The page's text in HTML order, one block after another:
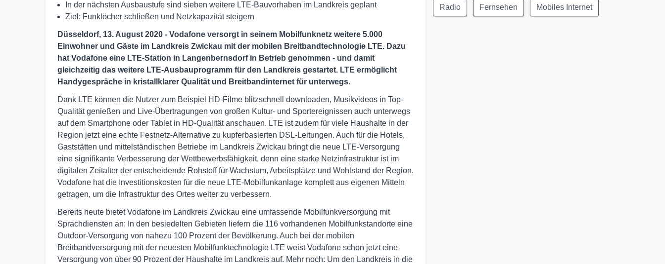
In der nächsten Ausbaustufe sind sieben weitere LTE-Bauvorhaben im Landkreis geplant
Ziel: Funklöcher schließen und Netzkapazität steigern
Düsseldorf, 13. August 2020 - Vodafone versorgt in seinem Mobilfunknetz weitere 5.000
Einwohner und Gäste im Landkreis Zwickau mit der mobilen Breitbandtechnologie LTE. Dazu
hat Vodafone eine LTE-Station in Langenbernsdorf in Betrieb genommen - und damit
gleichzeitig das weitere LTE-Ausbauprogramm für den Landkreis gestartet. LTE ermöglicht
Handygespräche in kristallklarer Qualität und Breitbandinternet für unterwegs.
Dank LTE können die Nutzer zum Beispiel HD-Filme blitzschnell downloaden, Musikvideos in Top-
Qualität genießen und Live-Übertragungen von großen Kultur- und Sportereignissen auch unterwegs
auf dem Smartphone oder Tablet in HD-Qualität anschauen. LTE ist zudem für viele Haushalte in der
Region jetzt eine echte Festnetz-Alternative zu kupferbasierten DSL-Leitungen. Auch für die Hotels,
Gaststätten und mittelständischen Betriebe im Landkreis Zwickau bringt die neue LTE-Versorgung
eine signifikante Verbesserung der Wettbewerbsfähigkeit, denn eine starke Netzinfrastruktur ist im
digitalen Zeitalter der entscheidende Rohstoff für Wachstum, Arbeitsplätze und Wohlstand der Region.
Vodafone hat die Investitionskosten für die neue LTE-Mobilfunkanlage komplett aus eigenen Mitteln
getragen, um die Infrastruktur des Ortes weiter zu verbessern.
Bereits heute bietet Vodafone im Landkreis Zwickau eine umfassende Mobilfunkversorgung mit
Sprachdiensten an: In den besiedelten Gebieten liefern die 116 vorhandenen Mobilfunkstandorte eine
Outdoor-Versorgung von nahezu 100 Prozent der Bevölkerung. Auch bei der mobilen
Breitbandversorgung mit der neuesten Mobilfunktechnologie LTE weist Vodafone schon jetzt eine
Versorgung von über 90 Prozent der Haushalte im Landkreis auf. Mehr noch: Um den Landkreis in die
Radio Fernsehen Mobiles Internet